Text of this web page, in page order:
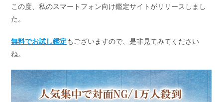
この度、私のスマートフォン向け鑑定サイトがリリースしまし
た。
無料でお試し鑑定もございますので、是非見てみてください
ね。